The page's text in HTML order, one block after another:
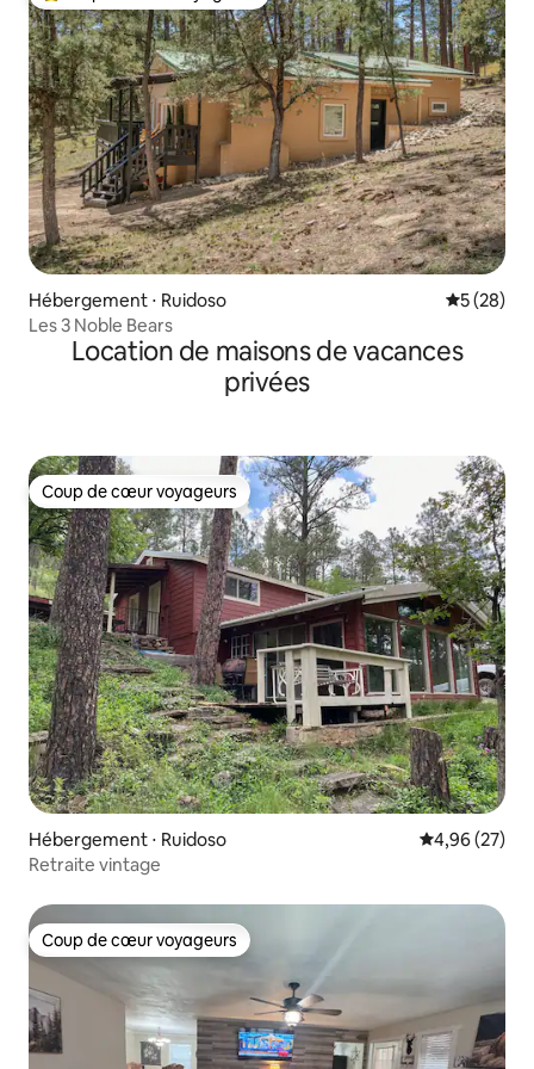
Hébergement ⋅ Ruidoso
5 (28)
Les 3 Noble Bears
Location de maisons de vacances
privées
Coup de cœur voyageurs
Coup de cœur voyageurs
Hébergement ⋅ Ruidoso Évaluation
4,96 (27)
Retraite vintage
Coup de cœur voyageurs
Coup de cœur voyageurs